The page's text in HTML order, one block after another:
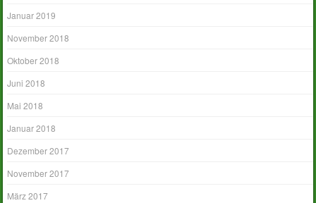
Januar 2019
November 2018
Oktober 2018
Juni 2018
Mai 2018
Januar 2018
Dezember 2017
November 2017
März 2017